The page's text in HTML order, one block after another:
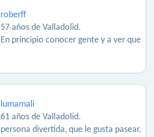
roberff
57 años de Valladolid.
En principio conocer gente y a ver que
lumamali
61 años de Valladolid.
persona divertida, que le gusta pasear,